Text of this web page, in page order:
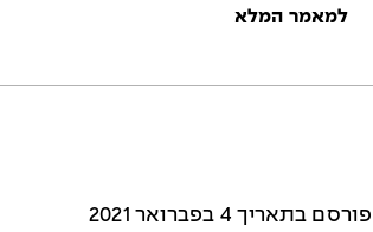
למאמר המלא
פורסם בתאריך 4 בפברואר 2021